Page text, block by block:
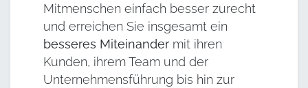
Mitmenschen einfach besser zurecht
und erreichen Sie insgesamt ein
besseres Miteinander mit ihren
Kunden, ihrem Team und der
Unternehmensführung bis hin zur